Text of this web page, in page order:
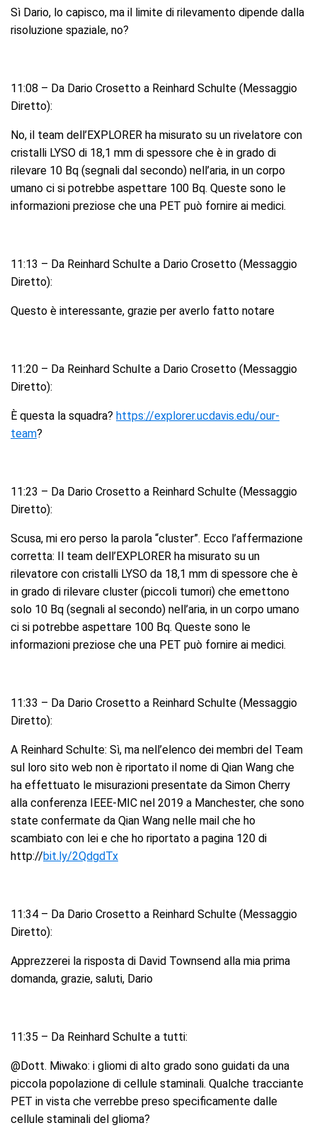
Sì Dario, lo capisco, ma il limite di rilevamento dipende dalla
risoluzione spaziale, no?
11:08 – Da Dario Crosetto a Reinhard Schulte (Messaggio
Diretto):
No, il team dell’EXPLORER ha misurato su un rivelatore con
cristalli LYSO di 18,1 mm di spessore che è in grado di
rilevare 10 Bq (segnali dal secondo) nell’aria, in un corpo
umano ci si potrebbe aspettare 100 Bq. Queste sono le
informazioni preziose che una PET può fornire ai medici.
11:13 – Da Reinhard Schulte a Dario Crosetto (Messaggio
Diretto):
Questo è interessante, grazie per averlo fatto notare
11:20 – Da Reinhard Schulte a Dario Crosetto (Messaggio
Diretto):
È questa la squadra? https://explorer.ucdavis.edu/our-
team?
11:23 – Da Dario Crosetto a Reinhard Schulte (Messaggio
Diretto):
Scusa, mi ero perso la parola “cluster”. Ecco l’affermazione
corretta: Il team dell’EXPLORER ha misurato su un
rilevatore con cristalli LYSO da 18,1 mm di spessore che è
in grado di rilevare cluster (piccoli tumori) che emettono
solo 10 Bq (segnali al secondo) nell’aria, in un corpo umano
ci si potrebbe aspettare 100 Bq. Queste sono le
informazioni preziose che una PET può fornire ai medici.
11:33 – Da Dario Crosetto a Reinhard Schulte (Messaggio
Diretto):
A Reinhard Schulte: Sì, ma nell’elenco dei membri del Team
sul loro sito web non è riportato il nome di Qian Wang che
ha effettuato le misurazioni presentate da Simon Cherry
alla conferenza IEEE-MIC nel 2019 a Manchester, che sono
state confermate da Qian Wang nelle mail che ho
scambiato con lei e che ho riportato a pagina 120 di
http://bit.ly/2QdgdTx
11:34 – Da Dario Crosetto a Reinhard Schulte (Messaggio
Diretto):
Apprezzerei la risposta di David Townsend alla mia prima
domanda, grazie, saluti, Dario
11:35 – Da Reinhard Schulte a tutti:
@Dott. Miwako: i gliomi di alto grado sono guidati da una
piccola popolazione di cellule staminali. Qualche tracciante
PET in vista che verrebbe preso specificamente dalle
cellule staminali del glioma?